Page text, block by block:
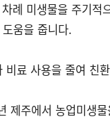
례 미생물을 주기적
움을 줍니다.
비료 사용을 줄여 친
제주에서 농업미생